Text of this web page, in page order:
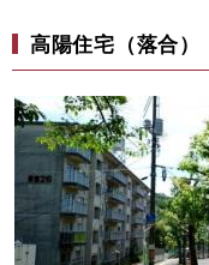
高陽住宅（落合）